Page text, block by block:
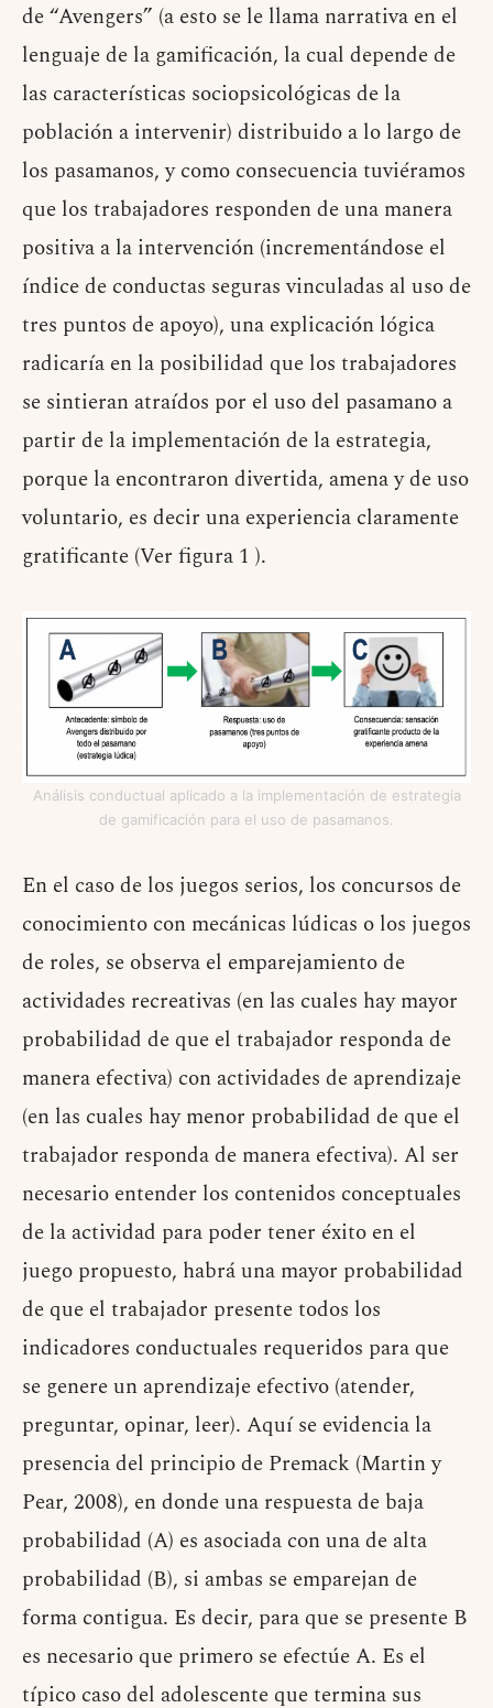
de “Avengers” (a esto se le llama narrativa en el
lenguaje de la gamificación, la cual depende de
las características sociopsicológicas de la
población a intervenir) distribuido a lo largo de
los pasamanos, y como consecuencia tuviéramos
que los trabajadores responden de una manera
positiva a la intervención (incrementándose el
índice de conductas seguras vinculadas al uso de
tres puntos de apoyo), una explicación lógica
radicaría en la posibilidad que los trabajadores
se sintieran atraídos por el uso del pasamano a
partir de la implementación de la estrategia,
porque la encontraron divertida, amena y de uso
voluntario, es decir una experiencia claramente
gratificante (Ver figura 1 ).
Análisis conductual aplicado a la implementación de estrategia
de gamificación para el uso de pasamanos.
En el caso de los juegos serios, los concursos de
conocimiento con mecánicas lúdicas o los juegos
de roles, se observa el emparejamiento de
actividades recreativas (en las cuales hay mayor
probabilidad de que el trabajador responda de
manera efectiva) con actividades de aprendizaje
(en las cuales hay menor probabilidad de que el
trabajador responda de manera efectiva). Al ser
necesario entender los contenidos conceptuales
de la actividad para poder tener éxito en el
juego propuesto, habrá una mayor probabilidad
de que el trabajador presente todos los
indicadores conductuales requeridos para que
se genere un aprendizaje efectivo (atender,
preguntar, opinar, leer). Aquí se evidencia la
presencia del principio de Premack (Martin y
Pear, 2008), en donde una respuesta de baja
probabilidad (A) es asociada con una de alta
probabilidad (B), si ambas se emparejan de
forma contigua. Es decir, para que se presente B
es necesario que primero se efectúe A. Es el
típico caso del adolescente que termina sus